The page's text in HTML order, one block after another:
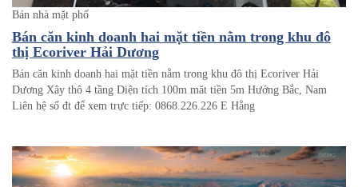
Bán nhà mặt phố
Bán căn kinh doanh hai mặt tiền nằm trong khu đô
thị Ecoriver Hải Dương
Bán căn kinh doanh hai mặt tiền nằm trong khu đô thị Ecoriver Hải
Dương Xây thô 4 tầng Diện tích 100m măt tiền 5m Hướng Bắc, Nam
Liên hệ số đt để xem trực tiếp: 0868.226.226 E Hằng